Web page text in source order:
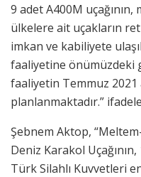
9 adet A400M
ülkelere ait uçakların
imkan ve kabiliyete
faaliyetine önümüzdeki
faaliyetin Temmuz 2021
planlanmaktadır.”
Şebnem Aktop,
Deniz Karakol
Türk Silahlı Kuvvetleri